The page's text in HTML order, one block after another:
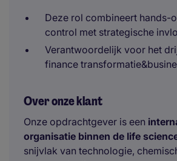
Deze rol combineert hands-
control met strategische
Verantwoordelijk voor het
finance
Over onze klant
Onze opdrachtgever is een
organisatie binnen de life
snijvlak van technologie,